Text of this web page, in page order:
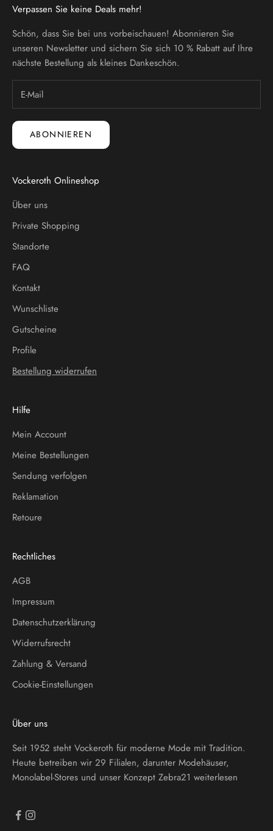
Verpassen Sie keine Deals mehr!
Schön, dass Sie bei uns vorbeischauen! Abonnieren Sie
unseren Newsletter und sichern Sie sich 10 % Rabatt auf Ihre
nächste Bestellung als kleines Dankeschön.
ABONNIEREN
Vockeroth Onlineshop
Über uns
Private Shopping
Standorte
FAQ
Kontakt
Wunschliste
Gutscheine
Profile
Bestellung widerrufen
Hilfe
Mein Account
Meine Bestellungen
Sendung verfolgen
Reklamation
Retoure
Rechtliches
AGB
Impressum
Datenschutzerklärung
Widerrufsrecht
Zahlung & Versand
Cookie-Einstellungen
Über uns
Seit 1952 steht Vockeroth für moderne Mode mit Tradition.
Heute betreiben wir 29 Filialen, darunter Modehäuser,
Monolabel-Stores und unser Konzept Zebra21 weiterlesen